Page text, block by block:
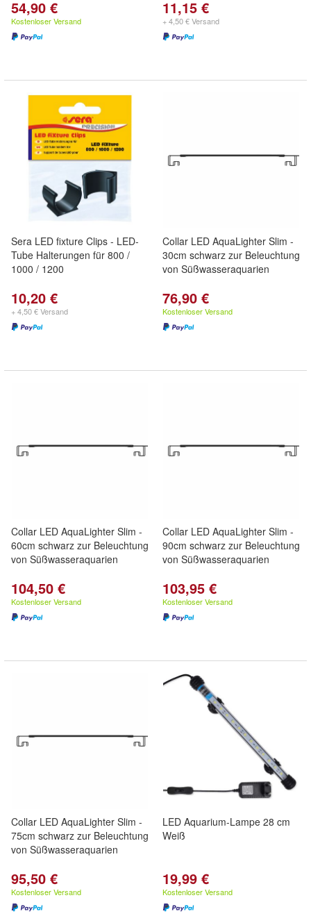
54,90 €
Kostenloser Versand
11,15 €
+ 4,50 € Versand
Sera LED fixture Clips - LED-
Tube Halterungen für 800 /
1000 / 1200
10,20 €
+ 4,50 € Versand
Collar LED AquaLighter Slim -
30cm schwarz zur Beleuchtung
von Süßwasseraquarien
76,90 €
Kostenloser Versand
Collar LED AquaLighter Slim -
60cm schwarz zur Beleuchtung
von Süßwasseraquarien
104,50 €
Kostenloser Versand
Collar LED AquaLighter Slim -
90cm schwarz zur Beleuchtung
von Süßwasseraquarien
103,95 €
Kostenloser Versand
Collar LED AquaLighter Slim -
75cm schwarz zur Beleuchtung
von Süßwasseraquarien
95,50 €
Kostenloser Versand
LED Aquarium-Lampe 28 cm
Weiß
19,99 €
Kostenloser Versand